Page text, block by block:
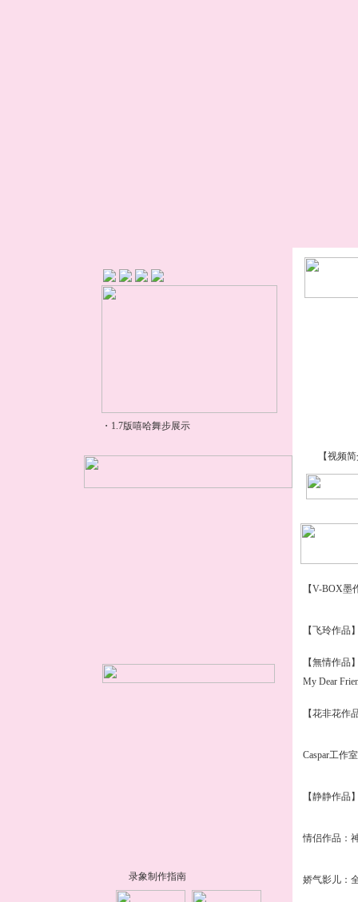
【视频
【V-BOX
【飞玲作品
【無情作
My Dear
【花非花作
Caspar工作
【静静作品
情侣作品：
娇气影儿：